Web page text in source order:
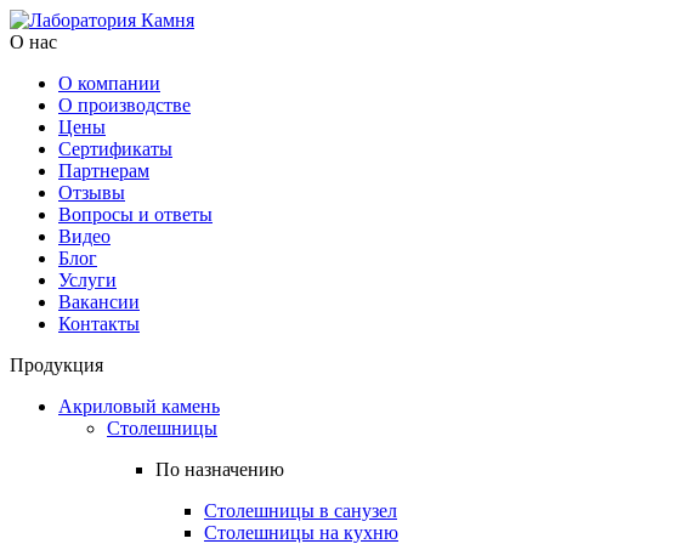
О нас
О компании
О производстве
Цены
Cертификаты
Партнерам
Отзывы
Вопросы и ответы
Видео
Блог
Услуги
Вакансии
Контакты
Продукция
Акриловый камень
Столешницы
По назначению
Столешницы в санузел
Столешницы на кухню